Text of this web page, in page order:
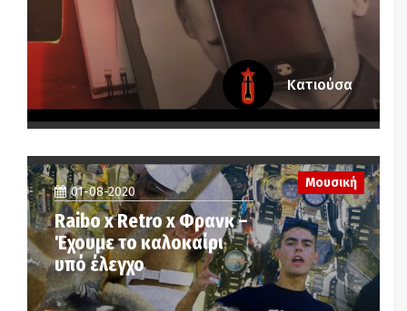
Κατιούσα
01-08-2020
Raibo x Retro x Φρανκ –
Έχουμε το καλοκαίρι
υπό έλεγχο
Μουσική